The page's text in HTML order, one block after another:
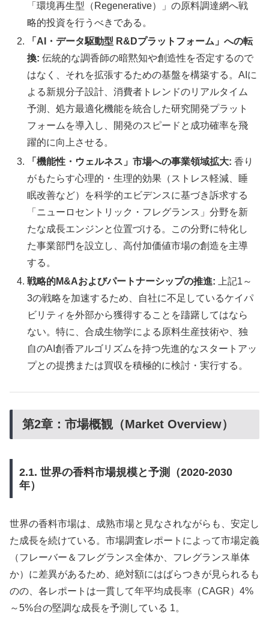
「環境再生型（Regenerative）」の原料調達網へ戦
略的投資を行うべきである。
「AI・データ駆動型 R&Dプラットフォーム」への転
換: 伝統的な調香師の暗黙知や創造性を否定するので
はなく、それを拡張するための基盤を構築する。AIに
よる新規分子設計、消費者トレンドのリアルタイム
予測、処方最適化機能を統合した研究開発プラット
フォームを導入し、開発のスピードと成功確率を飛
躍的に向上させる。
「機能性・ウェルネス」市場への事業領域拡大: 香り
がもたらす心理的・生理的効果（ストレス軽減、睡
眠改善など）を科学的エビデンスに基づき訴求する
「ニューロセントリック・フレグランス」分野を新
たな成長エンジンと位置づける。この分野に特化し
た事業部門を設立し、高付加価値市場の創造を主導
する。
戦略的M&Aおよびパートナーシップの推進: 上記1～
3の戦略を加速するため、自社に不足しているケイパ
ビリティを外部から獲得することを躊躇してはなら
ない。特に、合成生物学による原料生産技術や、独
自のAI創香アルゴリズムを持つ先進的なスタートアッ
プとの提携または買収を積極的に検討・実行する。
第2章：市場概観（Market Overview）
2.1. 世界の香料市場規模と予測（2020-2030
年）
世界の香料市場は、成熟市場と見なされながらも、安定し
た成長を続けている。市場調査レポートによって市場定義
（フレーバー＆フレグランス全体か、フレグランス単体
か）に差異があるため、絶対額にはばらつきが見られるも
のの、各レポートは一貫して年平均成長率（CAGR）4%
～5%台の堅調な成長を予測している 1。